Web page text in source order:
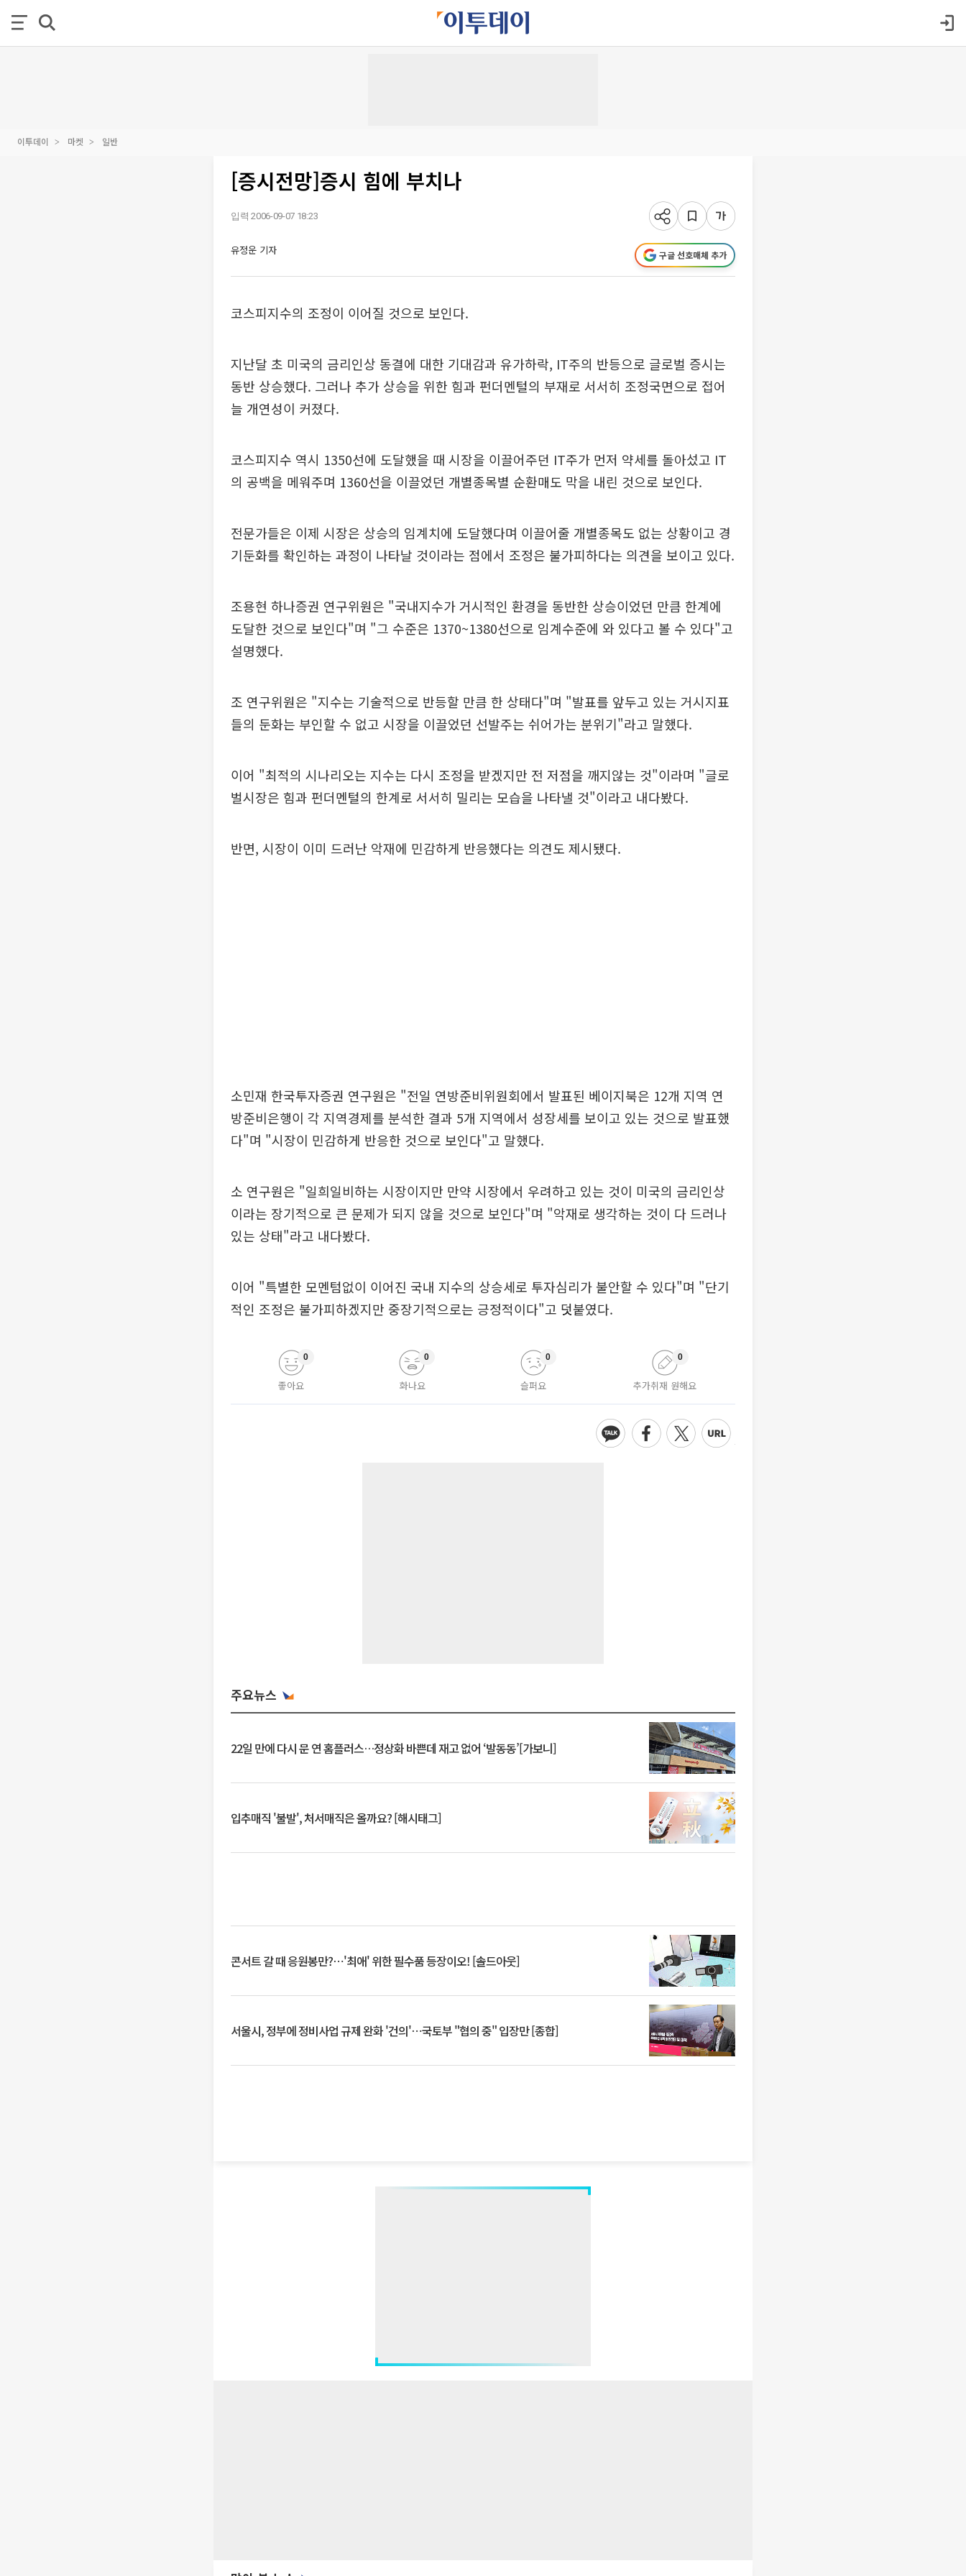
이투데이 마켓 일반
[증시전망]증시 힘에 부치나
입력 2006-09-07 18:23
유정운 기자 구글 선호매체 추가
코스피지수의 조정이 이어질 것으로 보인다.
지난달 초 미국의 금리인상 동결에 대한 기대감과 유가하락, IT주의 반등으로 글로벌 증시는
동반 상승했다. 그러나 추가 상승을 위한 힘과 펀더멘털의 부재로 서서히 조정국면으로 접어
늘 개연성이 커졌다.
코스피지수 역시 1350선에 도달했을 때 시장을 이끌어주던 IT주가 먼저 약세를 돌아섰고 IT
의 공백을 메워주며 1360선을 이끌었던 개별종목별 순환매도 막을 내린 것으로 보인다.
전문가들은 이제 시장은 상승의 임계치에 도달했다며 이끌어줄 개별종목도 없는 상황이고 경
기둔화를 확인하는 과정이 나타날 것이라는 점에서 조정은 불가피하다는 의견을 보이고 있다.
조용현 하나증권 연구위원은 "국내지수가 거시적인 환경을 동반한 상승이었던 만큼 한계에
도달한 것으로 보인다"며 "그 수준은 1370~1380선으로 임계수준에 와 있다고 볼 수 있다"고
설명했다.
조 연구위원은 "지수는 기술적으로 반등할 만큼 한 상태다"며 "발표를 앞두고 있는 거시지표
들의 둔화는 부인할 수 없고 시장을 이끌었던 선발주는 쉬어가는 분위기"라고 말했다.
이어 "최적의 시나리오는 지수는 다시 조정을 받겠지만 전 저점을 깨지않는 것"이라며 "글로
벌시장은 힘과 펀더멘털의 한계로 서서히 밀리는 모습을 나타낼 것"이라고 내다봤다.
반면, 시장이 이미 드러난 악재에 민감하게 반응했다는 의견도 제시됐다.
소민재 한국투자증권 연구원은 "전일 연방준비위원회에서 발표된 베이지북은 12개 지역 연
방준비은행이 각 지역경제를 분석한 결과 5개 지역에서 성장세를 보이고 있는 것으로 발표했
다"며 "시장이 민감하게 반응한 것으로 보인다"고 말했다.
소 연구원은 "일희일비하는 시장이지만 만약 시장에서 우려하고 있는 것이 미국의 금리인상
이라는 장기적으로 큰 문제가 되지 않을 것으로 보인다"며 "악재로 생각하는 것이 다 드러나
있는 상태"라고 내다봤다.
이어 "특별한 모멘텀없이 이어진 국내 지수의 상승세로 투자심리가 불안할 수 있다"며 "단기
적인 조정은 불가피하겠지만 중장기적으로는 긍정적이다"고 덧붙였다.
좋아요
0
화나요
0
슬퍼요
0
추가취재 원해요
0
주요뉴스
22일 만에 다시 문 연 홈플러스…정상화 바쁜데 재고 없어 ‘발동동’[가보니]
입추매직 '불발', 처서매직은 올까요? [해시태그]
콘서트 갈 때 응원봉만?⋯'최애' 위한 필수품 등장이오! [솔드아웃]
서울시, 정부에 정비사업 규제 완화 '건의'⋯국토부 "협의 중" 입장만 [종합]